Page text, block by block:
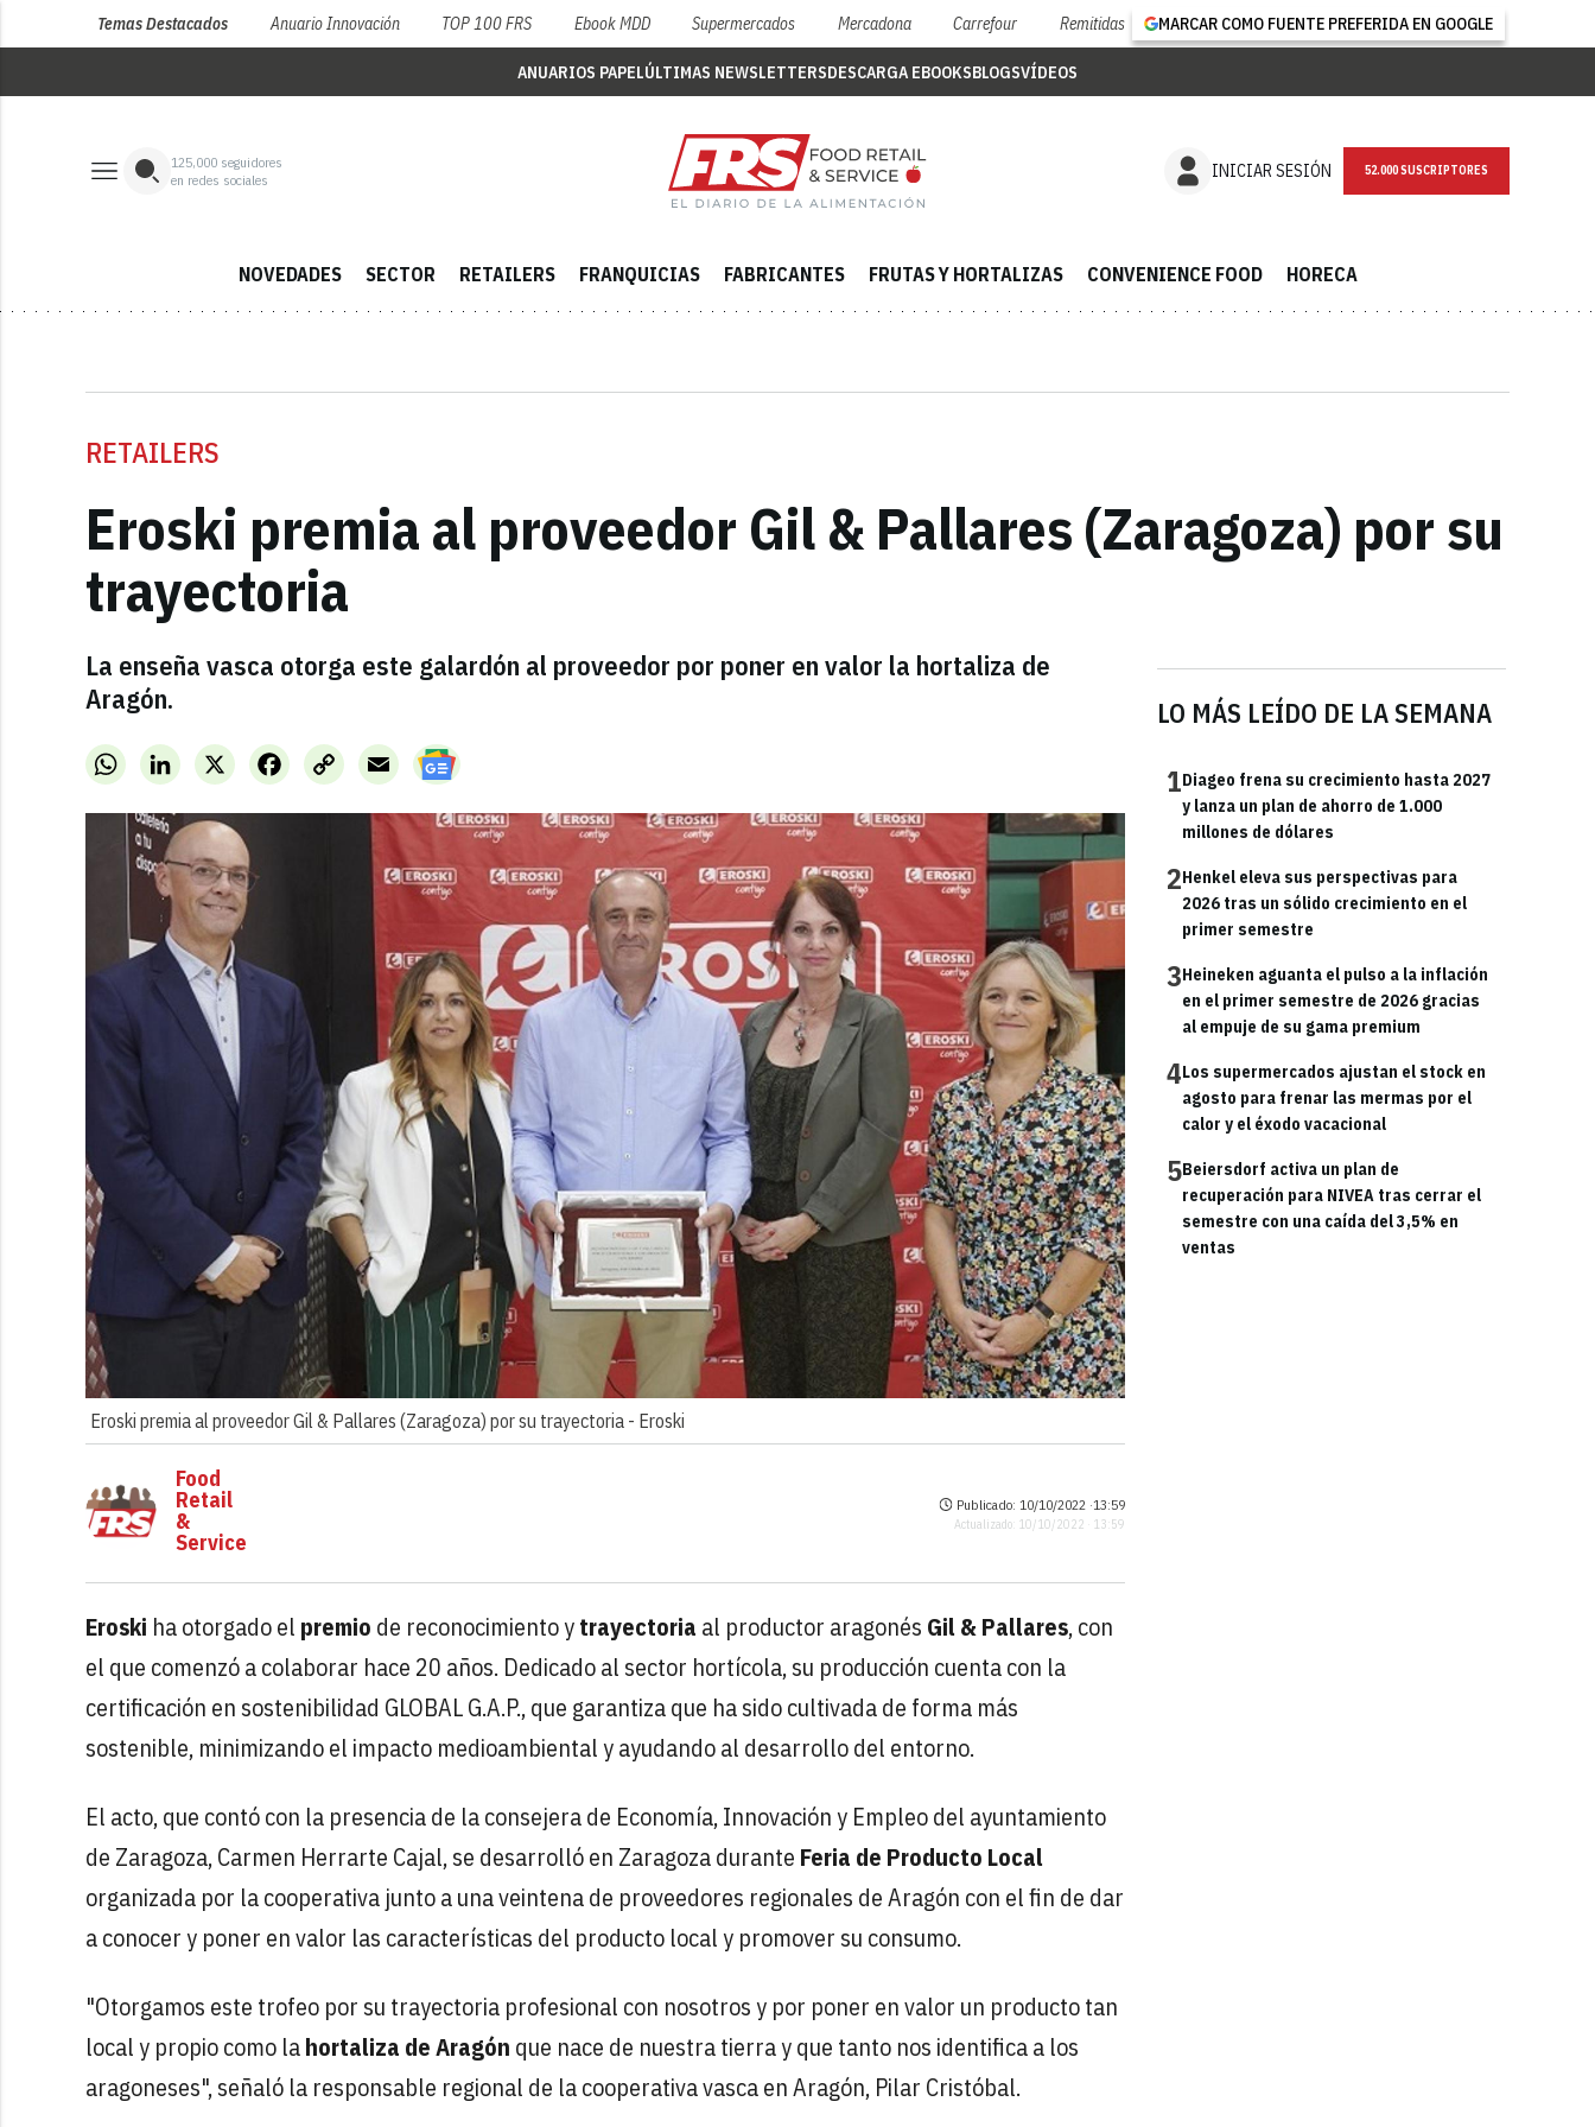
Temas Destacados Anuario Innovación TOP 100 FRS Ebook MDD Supermercados Mercadona Carrefour Remitidas MARCAR COMO FUENTE PREFERIDA EN GOOGLE
ANUARIOS PAPELÚLTIMAS NEWSLETTERSDESCARGA EBOOKSBLOGSVÍDEOS
125,000 seguidores
en redes sociales
INICIAR SESIÓN NEWSLETTER
NOVEDADES SECTOR RETAILERS FRANQUICIAS FABRICANTES FRUTAS Y HORTALIZAS CONVENIENCE FOOD HORECA
RETAILERS
Eroski premia al proveedor Gil & Pallares (Zaragoza) por su
trayectoria
La enseña vasca otorga este galardón al proveedor por poner en valor la hortaliza de
Aragón.
WhatsAppLinkedInX FacebookCopy
Link
Email
Eroski premia al proveedor Gil & Pallares (Zaragoza) por su trayectoria - Eroski
LO MÁS LEÍDO DE LA SEMANA
1Diageo frena su crecimiento hasta 2027
y lanza un plan de ahorro de 1.000
millones de dólares
2Henkel eleva sus perspectivas para
2026 tras un sólido crecimiento en el
primer semestre
3Heineken aguanta el pulso a la inflación
en el primer semestre de 2026 gracias
al empuje de su gama premium
4Los supermercados ajustan el stock en
agosto para frenar las mermas por el
calor y el éxodo vacacional
5Beiersdorf activa un plan de
recuperación para NIVEA tras cerrar el
semestre con una caída del 3,5% en
ventas
Food
Retail
&
Service
Publicado: 10/10/2022 ·13:59
Actualizado: 10/10/2022 · 13:59
Eroski ha otorgado el premio de reconocimiento ytrayectoria al productor aragonés Gil & Pallares, con
el que comenzó a colaborar hace 20 años. Dedicado al sector hortícola, su producción cuenta con la
certificación en sostenibilidad GLOBAL G.A.P., que garantiza que ha sido cultivada de forma más
sostenible, minimizando el impacto medioambiental y ayudando al desarrollo del entorno.
El acto, que contó con la presencia de la consejera de Economía, Innovación y Empleo del ayuntamiento
de Zaragoza, Carmen Herrarte Cajal, se desarrolló en Zaragoza durante Feria de Producto Local
organizada por la cooperativa junto a una veintena de proveedores regionales de Aragón con el fin de dar
a conocer y poner en valor las características del producto local y promover su consumo.
"Otorgamos este trofeo por su trayectoria profesional con nosotros y por poner en valor un producto tan
local y propio como lahortaliza de Aragón que nace de nuestra tierra y que tanto nos identifica a los
aragoneses", señaló la responsable regional de la cooperativa vasca en Aragón, Pilar Cristóbal.